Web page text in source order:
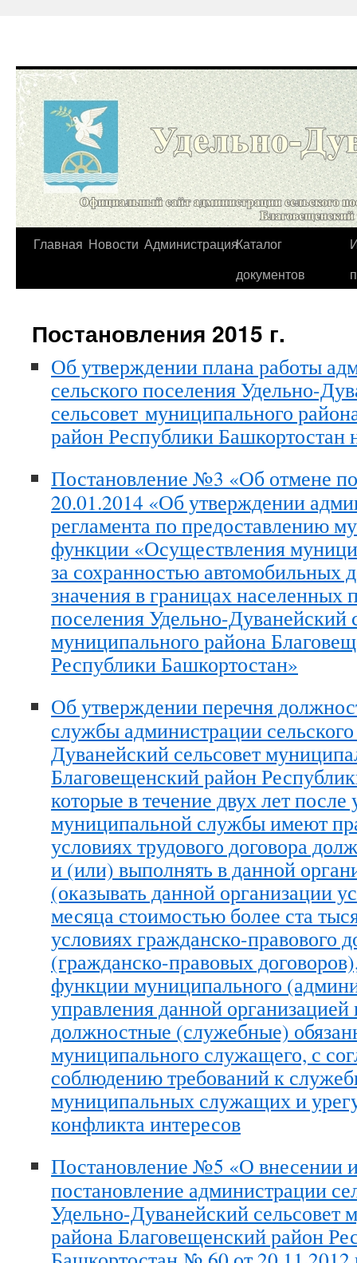
Перейти
Главная Новости АдминистрацияКаталог
документов
Постановления 2015 г.
Об утверждении плана работы
сельского поселения Удельно-
сельсовет муниципального
район Республики Башкортостан
Постановление №3 «Об отмене
20.01.2014 «Об утверждении
регламента по предоставлению
функции «Осуществления
за сохранностью автомобильных
значения в границах населенных
поселения Удельно-Дуванейский
муниципального района
Республики Башкортостан»
Об утверждении перечня
службы администрации
Дуванейский сельсовет
Благовещенский район
которые в течение двух лет после
муниципальной службы имеют
условиях трудового договора
и (или) выполнять в данной
(оказывать данной организации
месяца стоимостью более ста
условиях гражданско-правового
(гражданско-правовых
функции муниципального
управления данной организацией
должностные (служебные)
муниципального служащего, с
соблюдению требований к
муниципальных служащих и
конфликта интересов
Постановление №5 «О внесении
постановление администрации
Удельно-Дуванейский сельсовет
района Благовещенский район